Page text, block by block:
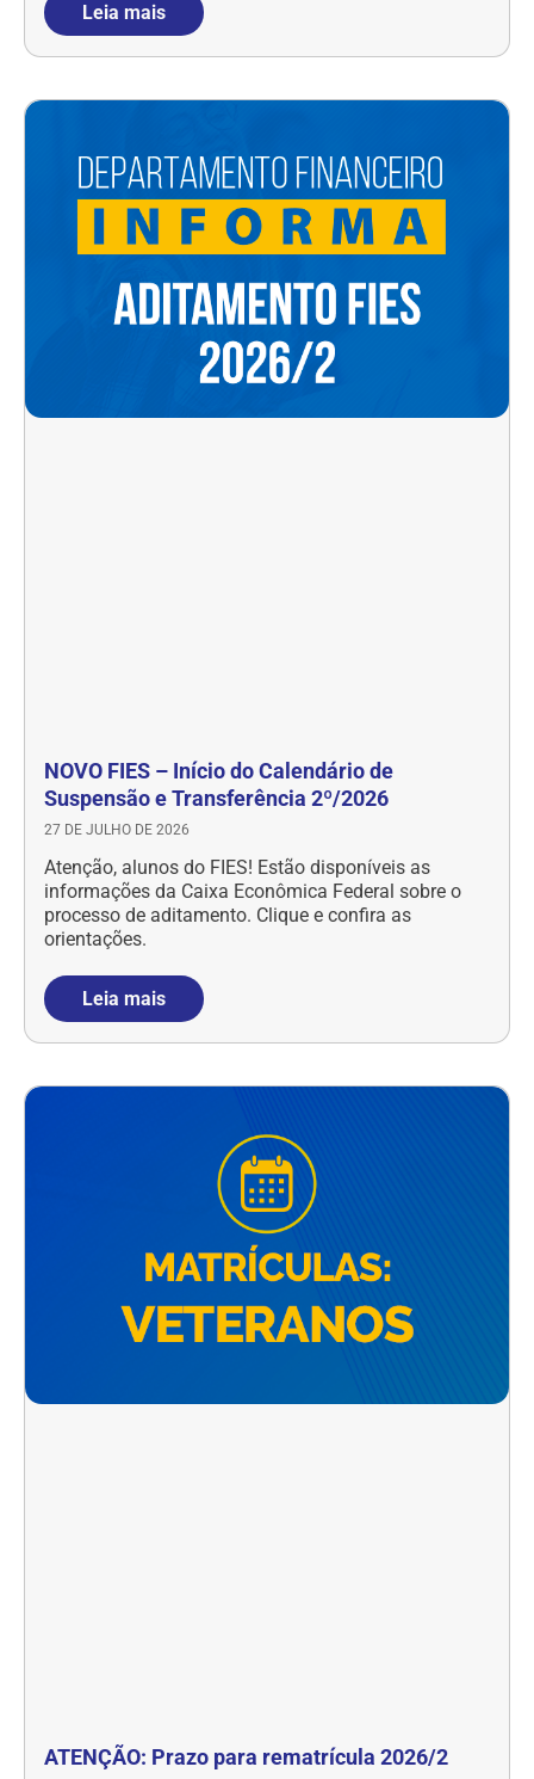
Leia mais
NOVO FIES – Início do Calendário de
Suspensão e Transferência 2º/2026
27 DE JULHO DE 2026
Atenção, alunos do FIES! Estão disponíveis as
informações da Caixa Econômica Federal sobre o
processo de aditamento. Clique e confira as
orientações.
Leia mais
ATENÇÃO: Prazo para rematrícula 2026/2